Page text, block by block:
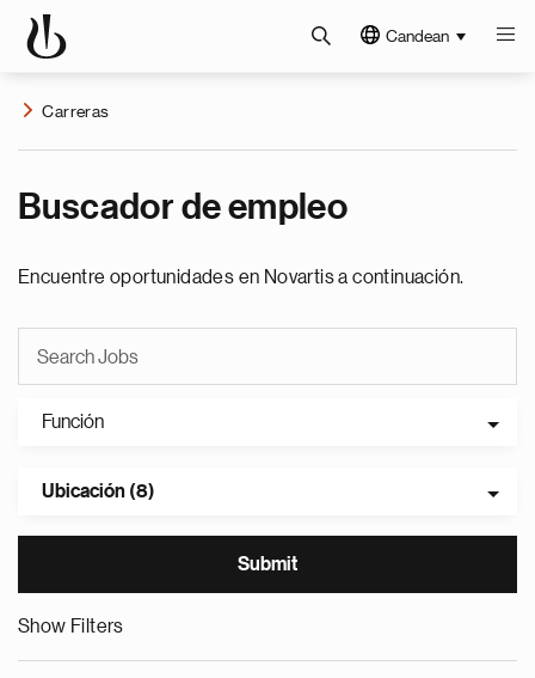
Candean
Carreras
Buscador de empleo
Encuentre oportunidades en Novartis a continuación.
Función
Ubicación (8)
Show Filters